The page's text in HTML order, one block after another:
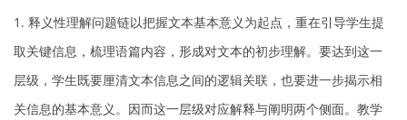
1. 释义性理解问题链以把握文本基本意义为起点，重在引导学生提
取关键信息，梳理语篇内容，形成对文本的初步理解。要达到这一
层级，学生既要厘清文本信息之间的逻辑关联，也要进一步揭示相
关信息的基本意义。因而这一层级对应解释与阐明两个侧面。教学